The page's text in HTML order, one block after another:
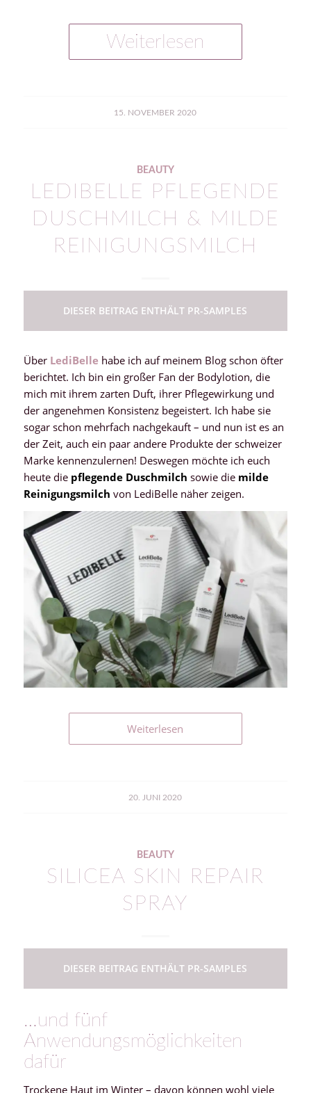
Weiterlesen
15. NOVEMBER 2020
BEAUTY
LEDIBELLE PFLEGENDE
DUSCHMILCH & MILDE
REINIGUNGSMILCH
DIESER BEITRAG ENTHÄLT PR-SAMPLES
Über LediBelle habe ich auf meinem Blog schon öfter
berichtet. Ich bin ein großer Fan der Bodylotion, die
mich mit ihrem zarten Duft, ihrer Pflegewirkung und
der angenehmen Konsistenz begeistert. Ich habe sie
sogar schon mehrfach nachgekauft – und nun ist es an
der Zeit, auch ein paar andere Produkte der schweizer
Marke kennenzulernen! Deswegen möchte ich euch
heute die pflegende Duschmilch sowie die milde
Reinigungsmilch von LediBelle näher zeigen.
Weiterlesen
20. JUNI 2020
BEAUTY
SILICEA SKIN REPAIR
SPRAY
DIESER BEITRAG ENTHÄLT PR-SAMPLES
…und fünf
Anwendungsmöglichkeiten
dafür
Trockene Haut im Winter – davon können wohl viele